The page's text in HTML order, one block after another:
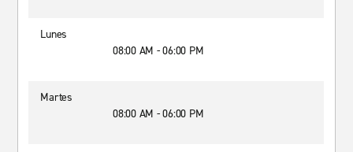
Lunes
08:00 AM - 06:00 PM
Martes
08:00 AM - 06:00 PM